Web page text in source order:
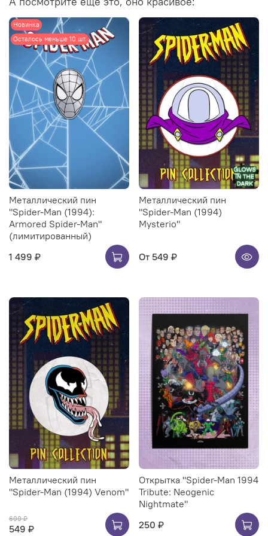
Новинка
Осталось меньше 10 шт.
Металлический пин
"Spider-Man (1994):
Armored Spider-Man"
(лимитированный)
1 499 ₽
Металлический пин
"Spider-Man (1994)
Mysterio"
От 549 ₽
Металлический пин
"Spider-Man (1994) Venom"
600 ₽
549 ₽
Открытка "Spider-Man 1994
Tribute: Neogenic
Nightmate"
250 ₽